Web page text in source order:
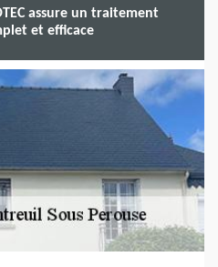
assure un traitement
et efficace